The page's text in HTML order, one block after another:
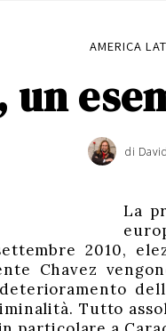
AMERICA
un
di
La
2010,
Chavez
Tutto